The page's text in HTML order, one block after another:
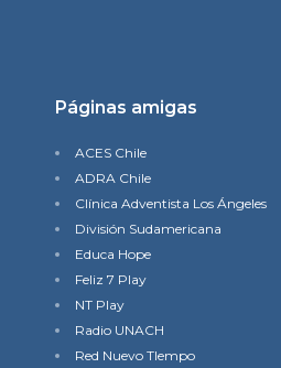
Páginas amigas
ACES Chile
ADRA Chile
Clínica Adventista Los Ángeles
División Sudamericana
Educa Hope
Feliz 7 Play
NT Play
Radio UNACH
Red Nuevo TIempo